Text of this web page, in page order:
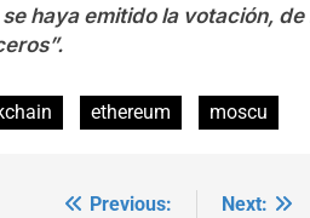
haya emitido la votación,
ethereum moscu
Previous:
Next: